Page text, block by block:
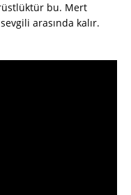
bu. Mert
arasında kalır.